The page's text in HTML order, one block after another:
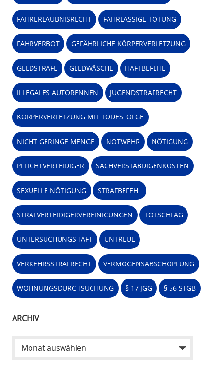
FAHRERLAUBNISRECHT FAHRLÄSSIGE TÖTUNG
FAHRVERBOT GEFÄHRLICHE KÖRPERVERLETZUNG
GELDSTRAFE GELDWÄSCHE HAFTBEFEHL
ILLEGALES AUTORENNEN JUGENDSTRAFRECHT
KÖRPERVERLETZUNG MIT TODESFOLGE
NICHT GERINGE MENGE NOTWEHR NÖTIGUNG
PFLICHTVERTEIDIGER SACHVERSTÄBDIGENKOSTEN
SEXUELLE NÖTIGUNG STRAFBEFEHL
STRAFVERTEIDIGERVEREINIGUNGEN TOTSCHLAG
UNTERSUCHUNGSHAFT UNTREUE
VERKEHRSSTRAFRECHT VERMÖGENSABSCHÖPFUNG
WOHNUNGSDURCHSUCHUNG § 17 JGG § 56 STGB
ARCHIV